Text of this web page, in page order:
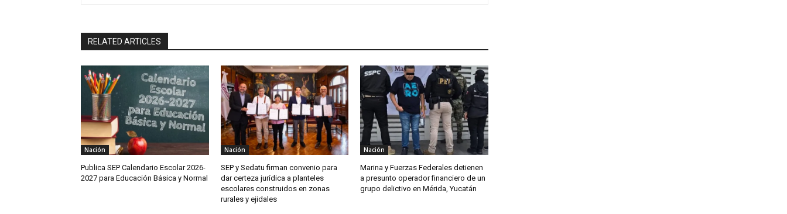
RELATED ARTICLES
Nación
Publica SEP Calendario Escolar 2026-
2027 para Educación Básica y Normal
Nación
SEP y Sedatu firman convenio para
dar certeza jurídica a planteles
escolares construidos en zonas
rurales y ejidales
Nación
Marina y Fuerzas Federales detienen
a presunto operador financiero de un
grupo delictivo en Mérida, Yucatán